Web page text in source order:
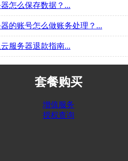
怎么保存数据？...
的账号怎么做账务处理？...
服务器退款指南...
套餐购买
增值服务
授权查询